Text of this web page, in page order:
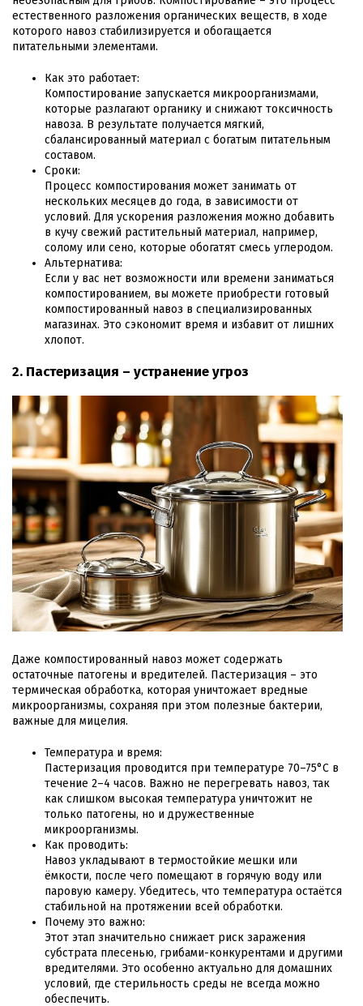
естественного разложения органических веществ, в ходе
которого навоз стабилизируется и обогащается
питательными элементами.
Как это работает:
Компостирование запускается микроорганизмами,
которые разлагают органику и снижают токсичность
навоза. В результате получается мягкий,
сбалансированный материал с богатым питательным
составом.
Сроки:
Процесс компостирования может занимать от
нескольких месяцев до года, в зависимости от
условий. Для ускорения разложения можно добавить
в кучу свежий растительный материал, например,
солому или сено, которые обогатят смесь углеродом.
Альтернатива:
Если у вас нет возможности или времени заниматься
компостированием, вы можете приобрести готовый
компостированный навоз в специализированных
магазинах. Это сэкономит время и избавит от лишних
хлопот.
2. Пастеризация – устранение угроз
Даже компостированный навоз может содержать
остаточные патогены и вредителей. Пастеризация – это
термическая обработка, которая уничтожает вредные
микроорганизмы, сохраняя при этом полезные бактерии,
важные для мицелия.
Температура и время:
Пастеризация проводится при температуре 70–75°C в
течение 2–4 часов. Важно не перегревать навоз, так
как слишком высокая температура уничтожит не
только патогены, но и дружественные
микроорганизмы.
Как проводить:
Навоз укладывают в термостойкие мешки или
ёмкости, после чего помещают в горячую воду или
паровую камеру. Убедитесь, что температура остаётся
стабильной на протяжении всей обработки.
Почему это важно:
Этот этап значительно снижает риск заражения
субстрата плесенью, грибами-конкурентами и другими
вредителями. Это особенно актуально для домашних
условий, где стерильность среды не всегда можно
обеспечить.